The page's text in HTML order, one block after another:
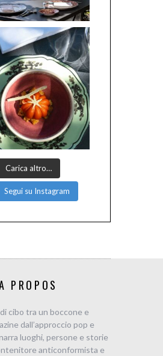
Carica altro…
Segui su Instagram
PROPOS
cibo tra un boccone e
dall’approccio pop e
luoghi, persone e storie
anticonformista e